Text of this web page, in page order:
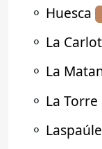
⚬ Huesca
⚬ La
⚬ La
⚬ La
⚬